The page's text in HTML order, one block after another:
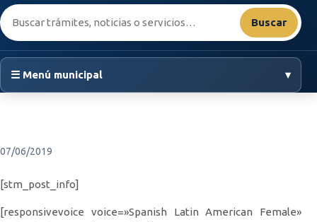
Buscar:
Buscar
☰ Menú municipal ▾
07/06/2019
[stm_post_info]
[responsivevoice voice=»Spanish Latin American Female»